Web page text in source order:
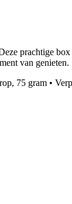
prachtige
van genieten.
75 gram •